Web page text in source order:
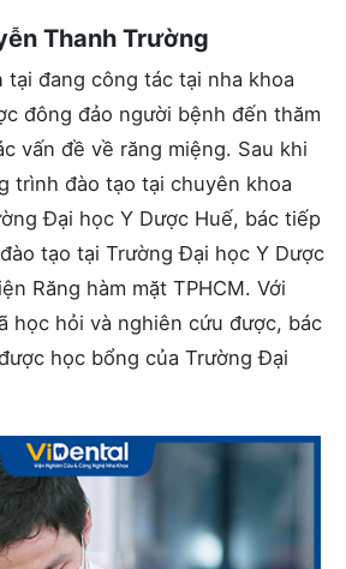
Thanh Trường
tại đang công tác tại nha khoa
đông đảo người bệnh đến thăm
vấn đề về răng miệng. Sau khi
trình đào tạo tại chuyên khoa
Đại học Y Dược Huế, bác tiếp
tạo tại Trường Đại học Y Dược
Răng hàm mặt TPHCM. Với
học hỏi và nghiên cứu được, bác
học bổng của Trường Đại